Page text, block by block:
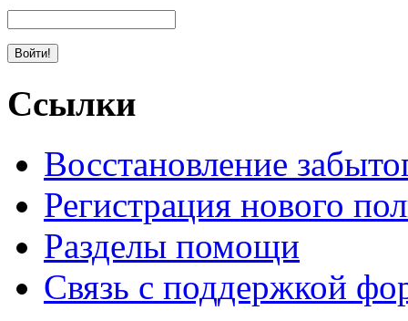
Ссылки
Восстановление
Регистрация нового
Разделы помощи
Связь с поддержкой